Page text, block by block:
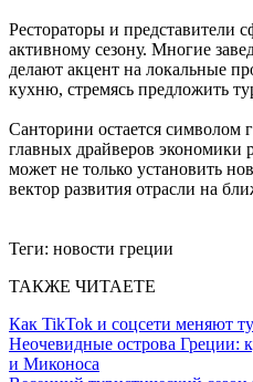
Рестораторы и представители
активному сезону. Многие
делают акцент на локальные
кухню, стремясь предложить
Санторини остается символом
главных драйверов экономики
может не только установить
вектор развития отрасли на
Теги: новости греции
ТАКЖЕ ЧИТАЕТЕ
Как TikTok и соцсети меняют
Неочевидные острова Греции:
и Миконоса